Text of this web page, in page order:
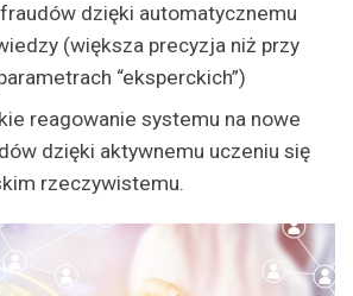
dzięki automatycznemu
(większa precyzja niż przy
“eksperckich”)
reagowanie systemu na nowe
dzięki aktywnemu uczeniu się
rzeczywistemu.